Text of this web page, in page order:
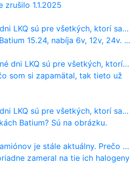
zrušilo 1.1.2025
sú pre všetkých, ktorí sa chcú dozvedieť niečo viac
15.24, nabíja 6v, 12v, 24v. ...
LKQ sú pre všetkých, ktorí sa chcú dozvedieť niečo viac
som si zapamätal, tak tieto už
sú pre všetkých, ktorí sa chcú dozvedieť niečo viac
Batium? Sú na obrázku.
je stále aktuálny. Prečo nevyhynul ako pri osobákoch?
zameral na tie ich halogeny